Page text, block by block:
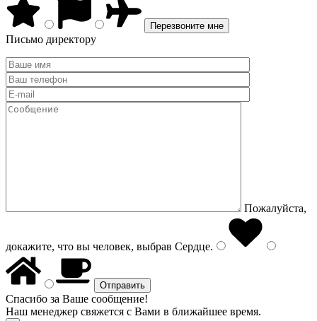
Письмо директору
Пожалуйста,
докажите, что вы человек, выбрав Сердце.
Спасибо за Ваше сообщение!
Наш менеджер свяжется с Вами в ближайшее время.